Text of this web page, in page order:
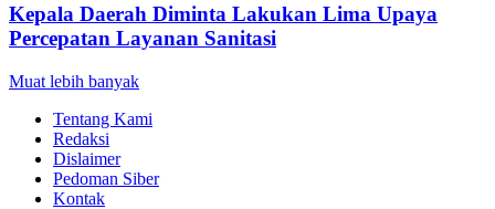
Kepala Daerah Diminta Lakukan Lima Upaya
Percepatan Layanan Sanitasi
Muat lebih banyak
Tentang Kami
Redaksi
Dislaimer
Pedoman Siber
Kontak